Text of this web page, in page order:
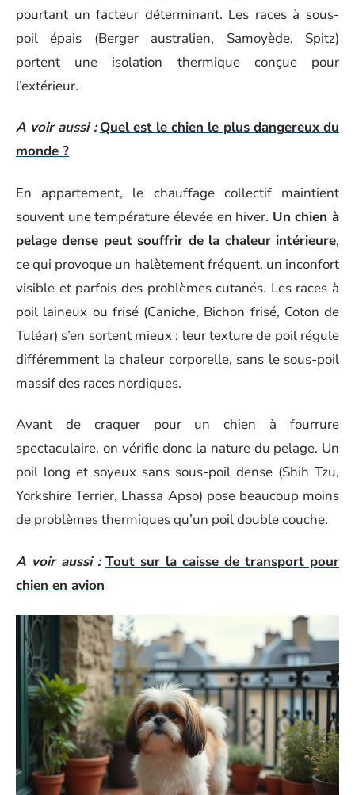
pourtant un facteur déterminant. Les races à sous-
poil épais (Berger australien, Samoyède, Spitz)
portent une isolation thermique conçue pour
l’extérieur.
A voir aussi : Quel est le chien le plus dangereux du
monde ?
En appartement, le chauffage collectif maintient
souvent une température élevée en hiver. Un chien à
pelage dense peut souffrir de la chaleur intérieure,
ce qui provoque un halètement fréquent, un inconfort
visible et parfois des problèmes cutanés. Les races à
poil laineux ou frisé (Caniche, Bichon frisé, Coton de
Tuléar) s’en sortent mieux : leur texture de poil régule
différemment la chaleur corporelle, sans le sous-poil
massif des races nordiques.
Avant de craquer pour un chien à fourrure
spectaculaire, on vérifie donc la nature du pelage. Un
poil long et soyeux sans sous-poil dense (Shih Tzu,
Yorkshire Terrier, Lhassa Apso) pose beaucoup moins
de problèmes thermiques qu’un poil double couche.
A voir aussi : Tout sur la caisse de transport pour
chien en avion